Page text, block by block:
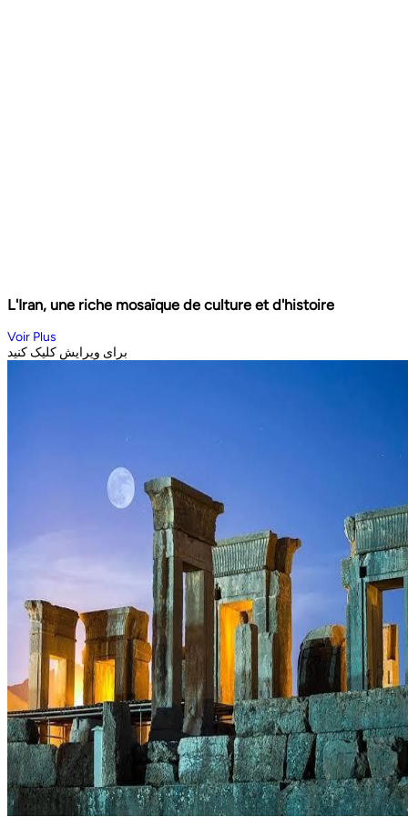
L'Iran, une riche mosaïque de culture et d'histoire
Voir Plus
برای ویرایش کلیک کنید